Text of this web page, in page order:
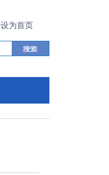
设为首页